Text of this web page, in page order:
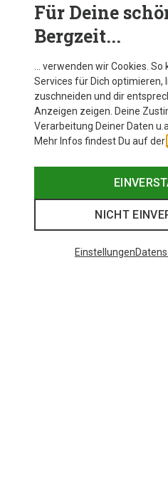
Gravity Single Schlafsack
CHF 40.95
MAX. 200CM
Für Deine
Bergzeit...
… verwenden wir Cookies.
Services für Dich optimieren,
zuschneiden und dir
Anzeigen zeigen. Deine
Verarbeitung Deiner Daten
Mehr Infos findest Du auf der
NICHT
Einstellungen